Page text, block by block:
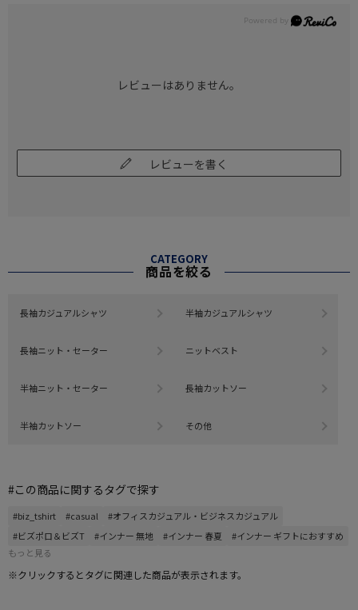
レビューはありません。
レビューを書く
CATEGORY
商品を絞る
長袖カジュアルシャツ 半袖カジュアルシャツ
長袖ニット・セーター ニットベスト
半袖ニット・セーター 長袖カットソー
半袖カットソー その他
#この商品に関するタグで探す
#biz_tshirt #casual
#オフィスカジュアル・ビジネスカジュアル
#ビズポロ＆ビズT
#インナー 無地 #インナー 春夏
#インナー ギフトにおすすめ
もっと見る
※クリックするとタグに関連した商品が表示されます。